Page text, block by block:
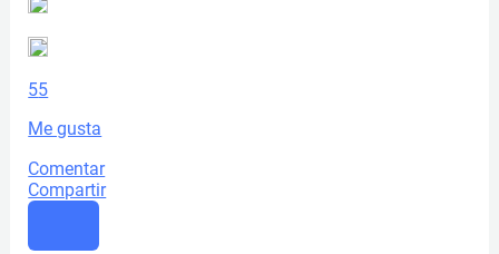
55
Me gusta
Comentar
Compartir